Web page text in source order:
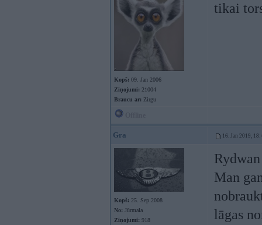
Kopš: 09. Jan 2006
Ziņojumi: 21004
Braucu ar: Zirgu
tikai
Gra 16. Jan 2019,
Kopš: 25. Sep 2008
No: Jūrmala
Ziņojumi: 918
Rydwan
Man
lāgas